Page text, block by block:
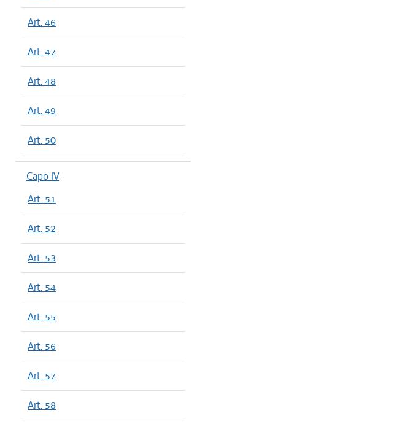
Art. 46
Art. 47
Art. 48
Art. 49
Art. 50
Capo IV
Art. 51
Art. 52
Art. 53
Art. 54
Art. 55
Art. 56
Art. 57
Art. 58